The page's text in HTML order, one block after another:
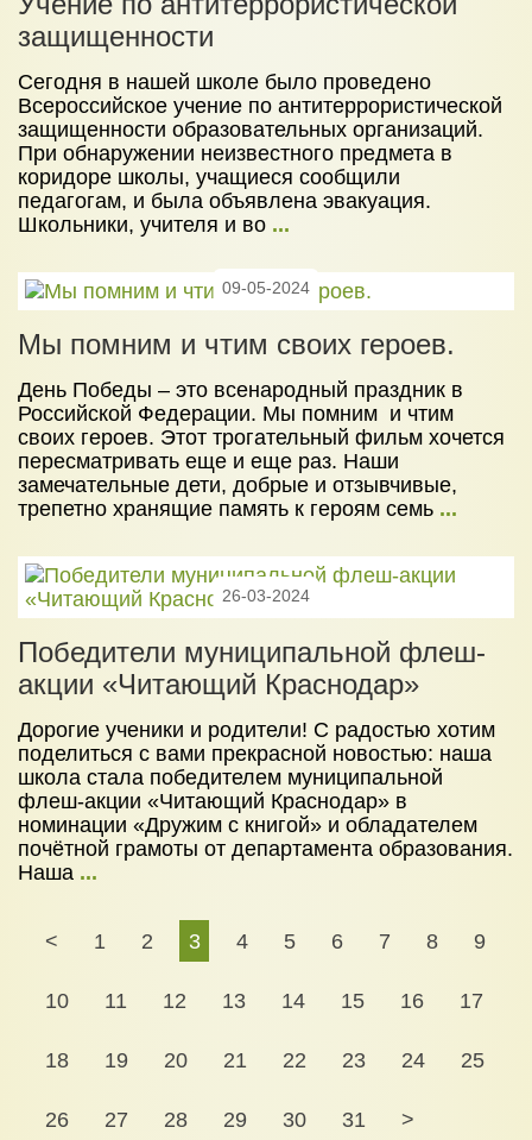
защищенности
Сегодня в нашей школе было проведено
Всероссийское учение по антитеррористической
защищенности образовательных организаций.
При обнаружении неизвестного предмета в
коридоре школы, учащиеся сообщили
педагогам, и была объявлена эвакуация.
Школьники, учителя и во ...
09-05-2024
Мы помним и чтим своих героев.
День Победы – это всенародный праздник в
Российской Федерации. Мы помним и чтим
своих героев. Этот трогательный фильм хочется
пересматривать еще и еще раз. Наши
замечательные дети, добрые и отзывчивые,
трепетно хранящие память к героям семь ...
26-03-2024
Победители муниципальной флеш-
акции «Читающий Краснодар»
Дорогие ученики и родители! С радостью хотим
поделиться с вами прекрасной новостью: наша
школа стала победителем муниципальной
флеш-акции «Читающий Краснодар» в
номинации «Дружим с книгой» и обладателем
почётной грамоты от департамента образования.
Наша ...
< 1 2 3 4 5 6 7 8 9
10 11 12 13 14 15 16 17
18 19 20 21 22 23 24 25
26 27 28 29 30 31 >